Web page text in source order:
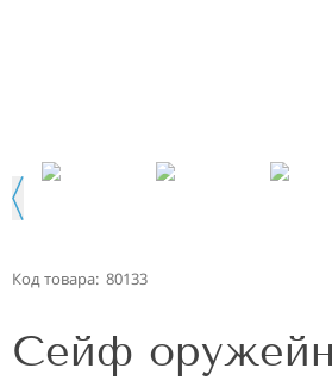
Код товара: 80133
Сейф